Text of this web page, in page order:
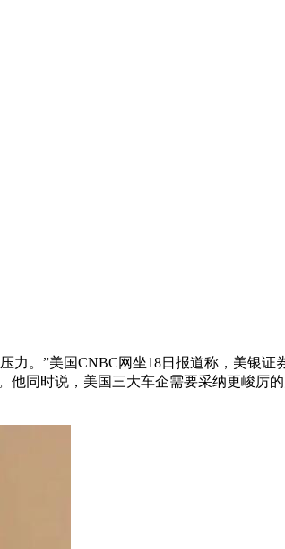
”美国CNBC网坐18日报道称，美银证
同时说，美国三大车企需要采纳更峻厉